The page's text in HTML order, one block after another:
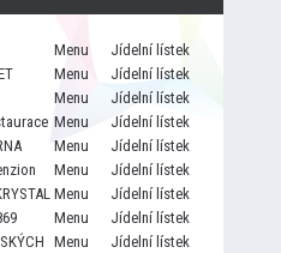
Menu
Jídelní lístek
Menu
Jídelní lístek
Menu
Jídelní lístek
Menu
Jídelní lístek
Menu
Jídelní lístek
Menu
Jídelní lístek
Menu
Jídelní lístek
Menu
Jídelní lístek
Menu
Jídelní lístek